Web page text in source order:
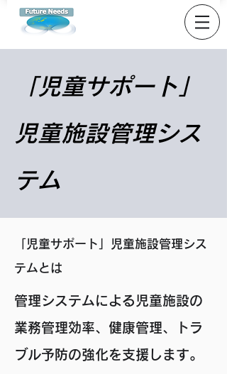
「児童サポート」
児童施設管理シス
テム
「児童サポート」児童施設管理シス
テムとは
管理システムによる児童施設の
業務管理効率、健康管理、トラ
ブル予防の強化を支援します。